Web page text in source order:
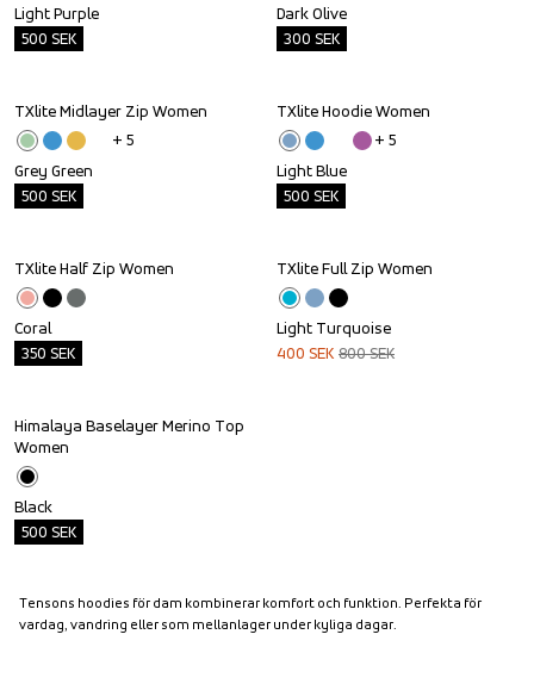
Light Purple
500 SEK
Dark Olive
300 SEK
Outlet
TXlite Midlayer Zip Women
+ 5
Grey Green
500 SEK
Outlet
TXlite Hoodie Women
+ 5
Light Blue
500 SEK
Outlet
TXlite Half Zip Women
Coral
350 SEK
Sale
TXlite Full Zip Women
Light Turquoise
400 SEK 800SEK
Outlet
Himalaya Baselayer Merino Top
Women
Black
500 SEK
Tensons hoodies för dam kombinerar komfort och funktion. Perfekta för
vardag, vandring eller som mellanlager under kyliga dagar.